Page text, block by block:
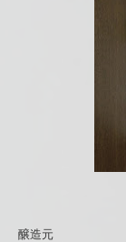
醸造元